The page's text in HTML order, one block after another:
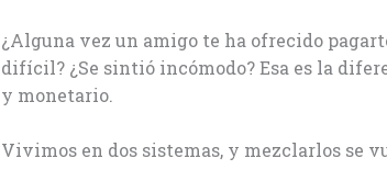
¿Alguna vez un amigo te ha ofrecido
difícil? ¿Se sintió incómodo? Esa es la
y monetario.
Vivimos en dos sistemas, y mezclarlos se